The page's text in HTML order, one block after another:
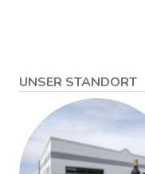
UNSER STANDORT